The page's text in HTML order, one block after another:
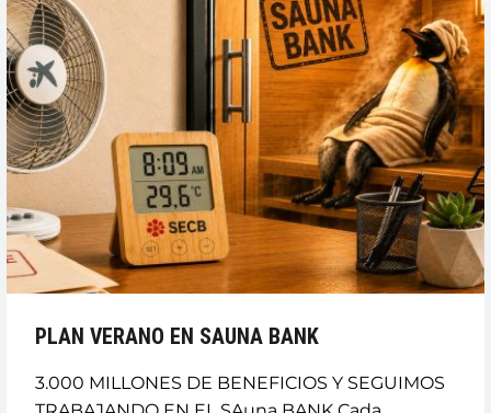
(IT)
INCAPACIDAD
PERMANENTE”
PLAN VERANO EN SAUNA BANK
3.000 MILLONES DE BENEFICIOS Y SEGUIMOS